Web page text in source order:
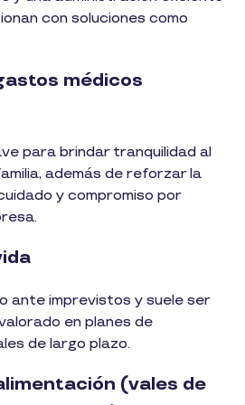
con soluciones como
médicos
para brindar tranquilidad al
además de reforzar la
y compromiso por
ante imprevistos y suele ser
en planes de
de largo plazo.
(vales de